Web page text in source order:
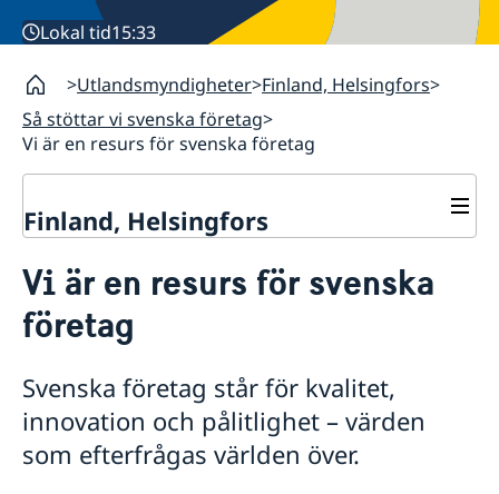
Lokal tid15:33
Utlandsmyndigheter Finland, Helsingfors
Så stöttar vi svenska företag
Vi är en resurs för svenska företag
Finland, Helsingfors
Om oss
Ambassadören
Ambassadbyggnadens historia
Dataskyddspolicy
Så stöttar vi svenska företag
Team Sweden
Så kan du få stöd
Svenska företag i Finland
Anmäl handelshinder
Vi är en resurs för svenska
företag
Svenska företag står för kvalitet,
innovation och pålitlighet – värden
som efterfrågas världen över.